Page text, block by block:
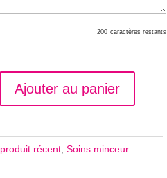
200 caractères restants
Ajouter au panier
produit récent, Soins minceur